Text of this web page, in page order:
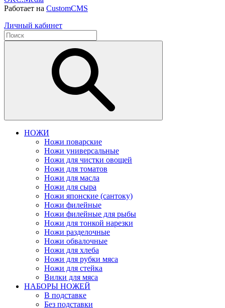
Работает на CustomCMS
Личный кабинет
НОЖИ
Ножи поварские
Ножи универсальные
Ножи для чистки овощей
Ножи для томатов
Ножи для масла
Ножи для сыра
Ножи японские (сантоку)
Ножи филейные
Ножи филейные для рыбы
Ножи для тонкой нарезки
Ножи разделочные
Ножи обвалочные
Ножи для хлеба
Ножи для рубки мяса
Ножи для стейка
Вилки для мяса
НАБОРЫ НОЖЕЙ
В подставке
Без подставки